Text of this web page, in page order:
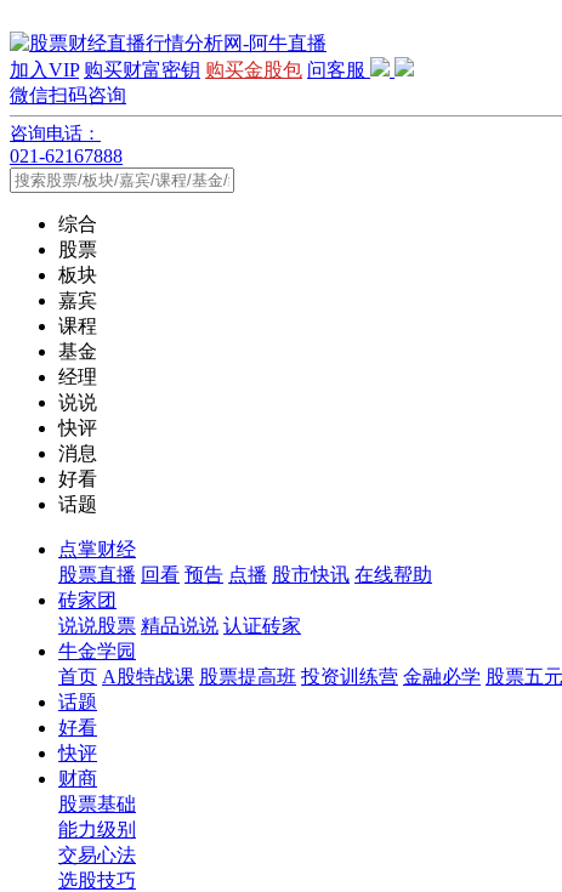
加入VIP 购买财富密钥 购买金股包 问客服
微信扫码咨询
咨询电话：
021-62167888
综合
股票
板块
嘉宾
课程
基金
经理
说说
快评
消息
好看
话题
点掌财经
股票直播 回看 预告 点播 股市快讯 在线帮助
砖家团
说说股票 精品说说 认证砖家
牛金学园
首页 A股特战课 股票提高班 投资训练营 金融必学 股票五
话题
好看
快评
财商
股票基础
能力级别
交易心法
选股技巧